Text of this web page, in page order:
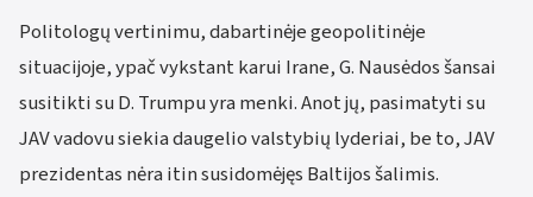
Politologų vertinimu, dabartinėje geopolitinėje
situacijoje, ypač vykstant karui Irane, G. Nausėdos šansai
susitikti su D. Trumpu yra menki. Anot jų, pasimatyti su
JAV vadovu siekia daugelio valstybių lyderiai, be to, JAV
prezidentas nėra itin susidomėjęs Baltijos šalimis.